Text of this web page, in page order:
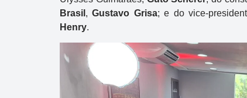
Brasil ,Gustavo Grisa; e do vice-
Henry.